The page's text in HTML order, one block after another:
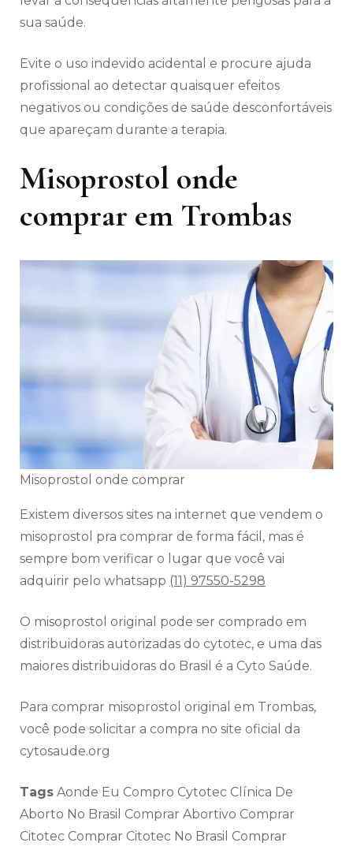
sua saúde.
Evite o uso indevido acidental e procure ajuda
profissional ao detectar quaisquer efeitos
negativos ou condições de saúde desconfortáveis
​​que apareçam durante a terapia.
Misoprostol onde
comprar em Trombas
Misoprostol onde comprar
Existem diversos sites na internet que vendem o
misoprostol pra comprar de forma fácil, mas é
sempre bom verificar o lugar que você vai
adquirir pelo whatsapp (11) 97550-5298
O misoprostol original pode ser comprado em
distribuidoras autorizadas do cytotec, e uma das
maiores distribuidoras do Brasil é a Cyto Saúde.
Para comprar misoprostol original em Trombas,
você pode solicitar a compra no site oficial da
cytosaude.org
Tags Aonde Eu Compro Cytotec Clínica De
Aborto No Brasil Comprar Abortivo Comprar
Citotec Comprar Citotec No Brasil Comprar